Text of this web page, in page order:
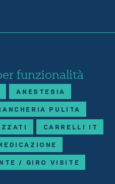
funzionalità
ANESTESIA
PULITA
CARRELLI IT
/ GIRO VISITE